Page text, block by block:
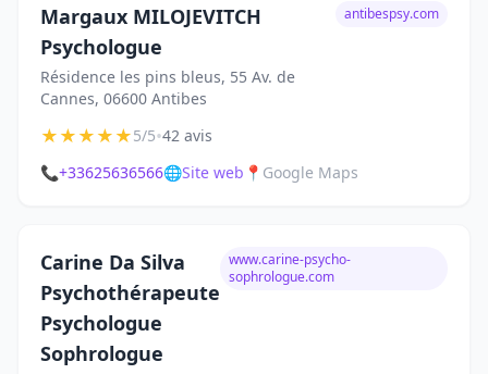
Margaux MILOJEVITCH
Psychologue
Résidence les pins bleus, 55 Av. de
Cannes, 06600 Antibes
antibespsy.com
★★★★★5/5•42 avis
📞+33625636566🌐Site web 📍 Google Maps
Carine Da Silva
Psychothérapeute
Psychologue
Sophrologue
www.carine-psycho-
sophrologue.com